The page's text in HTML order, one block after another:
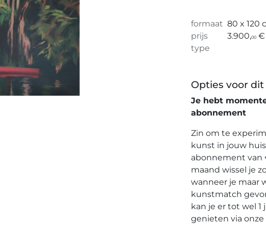
formaat 80 x 120
prijs
3.900,00 €
type
Opties voor
Je hebt
abonnement
Zin om te
kunst in jouw
abonnement van
maand wissel je
wanneer je maar
kunstmatch
kan je er tot wel 1
genieten via